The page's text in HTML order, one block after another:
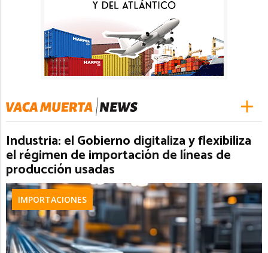
Industria: el Gobierno digitaliza y flexibiliza
el régimen de importación de líneas de
producción usadas
IMPORTACIONES